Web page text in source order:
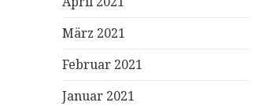
März 2021
Februar 2021
Januar 2021